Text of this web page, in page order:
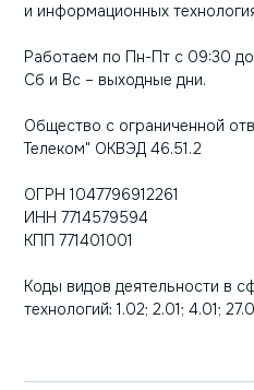
и информационных
Работаем по Пн-Пт с 09:30 до
Сб и Вс – выходные дни.
Общество с ограниченной
Телеком" ОКВЭД 46.51.2
ОГРН 1047796912261
ИНН 7714579594
КПП 771401001
Коды видов деятельности в
технологий: 1.02; 2.01; 4.01;